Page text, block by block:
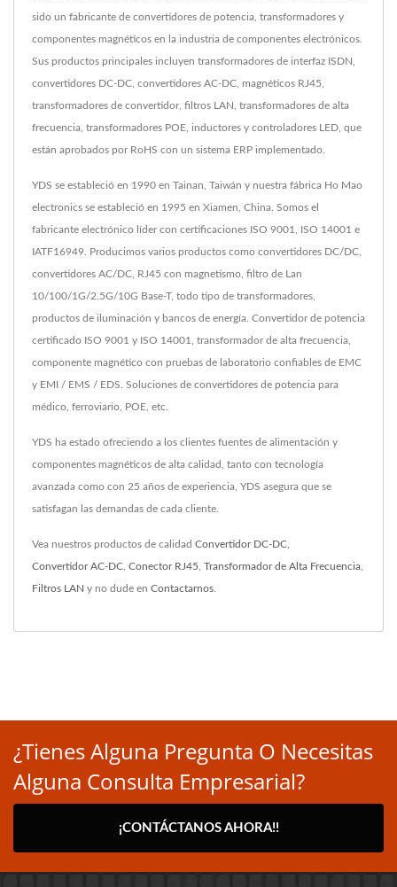
sido un fabricante de convertidores de potencia, transformadores y
componentes magnéticos en la industria de componentes electrónicos.
Sus productos principales incluyen transformadores de interfaz ISDN,
convertidores DC-DC, convertidores AC-DC, magnéticos RJ45,
transformadores de convertidor, filtros LAN, transformadores de alta
frecuencia, transformadores POE, inductores y controladores LED, que
están aprobados por RoHS con un sistema ERP implementado.
YDS se estableció en 1990 en Tainan, Taiwán y nuestra fábrica Ho Mao
electronics se estableció en 1995 en Xiamen, China. Somos el
fabricante electrónico líder con certificaciones ISO 9001, ISO 14001 e
IATF16949. Producimos varios productos como convertidores DC/DC,
convertidores AC/DC, RJ45 con magnetismo, filtro de Lan
10/100/1G/2.5G/10G Base-T, todo tipo de transformadores,
productos de iluminación y bancos de energía. Convertidor de potencia
certificado ISO 9001 y ISO 14001, transformador de alta frecuencia,
componente magnético con pruebas de laboratorio confiables de EMC
y EMI / EMS / EDS. Soluciones de convertidores de potencia para
médico, ferroviario, POE, etc.
YDS ha estado ofreciendo a los clientes fuentes de alimentación y
componentes magnéticos de alta calidad, tanto con tecnología
avanzada como con 25 años de experiencia, YDS asegura que se
satisfagan las demandas de cada cliente.
Vea nuestros productos de calidad Convertidor DC-DC
Convertidor AC-DC Conector RJ45 Transformador de Alta Frecuencia
Filtros LAN y no dude en Contactarnos
¿Tienes Alguna Pregunta O Necesitas
Alguna Consulta Empresarial?
¡CONTÁCTANOS AHORA!!